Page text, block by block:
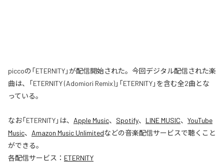
piccoの「ETERNITY」が配信開始された。今回デジタル配信された楽
曲は、「ETERNITY (Adomiori Remix)」「ETERNITY」を含む全2曲とな
っている。
なお「ETERNITY」は、 Apple Music、 Spotify、 LINE MUSIC、 YouTube
Music、 Amazon Music Unlimitedなどの音楽配信サービスで聴くこと
ができる。
各配信サービス： ETERNITY